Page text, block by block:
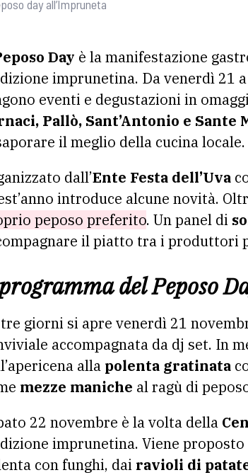
day all’Impruneta
Day è la manifestazione
imprunetina. Da venerdì 21
eventi e degustazioni in
Pallò, Sant’Antonio e Sante
il meglio della cucina locale.
dall’Ente Festa dell’Uva
introduce alcune novità.
peposo preferito. Un panel di
il piatto tra i produttori
del Peposo
giorni si apre venerdì 21
accompagnata da dj set. In
alla polenta gratinata
mezze maniche al ragù di
22 novembre è la volta della
imprunetina. Viene proposto
con funghi, dai ravioli di